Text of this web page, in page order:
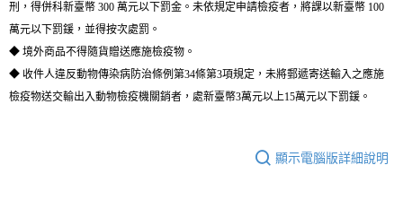
刑，得併科新臺幣 300 萬元以下罰金。未依規定申請檢疫者，將課以新臺幣 100
萬元以下罰鍰，並得按次處罰。
◆ 境外商品不得隨貨贈送應施檢疫物。
◆ 收件人違反動物傳染病防治條例第34條第3項規定，未將郵遞寄送輸入之應施
檢疫物送交輸出入動物檢疫機關銷者，處新臺幣3萬元以上15萬元以下罰鍰。
顯示電腦版詳細說明